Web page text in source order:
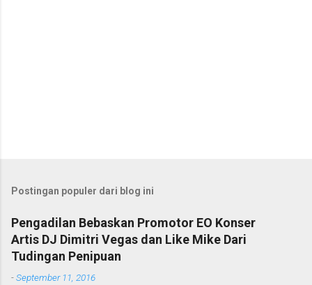
Postingan populer dari blog ini
Pengadilan Bebaskan Promotor EO Konser
Artis DJ Dimitri Vegas dan Like Mike Dari
Tudingan Penipuan
-September 11, 2016